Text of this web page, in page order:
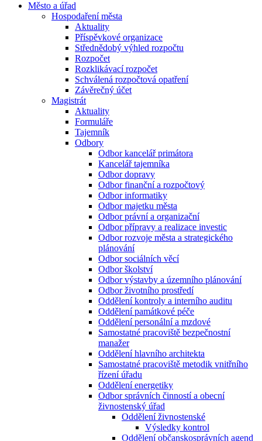
Město a úřad
Hospodaření města
Aktuality
Příspěvkové organizace
Střednědobý výhled rozpočtu
Rozpočet
Rozklikávací rozpočet
Schválená rozpočtová opatření
Závěrečný účet
Magistrát
Aktuality
Formuláře
Tajemník
Odbory
Odbor kancelář primátora
Kancelář tajemníka
Odbor dopravy
Odbor finanční a rozpočtový
Odbor informatiky
Odbor majetku města
Odbor právní a organizační
Odbor přípravy a realizace investic
Odbor rozvoje města a strategického
plánování
Odbor sociálních věcí
Odbor školství
Odbor výstavby a územního plánování
Odbor životního prostředí
Oddělení kontroly a interního auditu
Oddělení památkové péče
Oddělení personální a mzdové
Samostatné pracoviště bezpečnostní
manažer
Oddělení hlavního architekta
Samostatné pracoviště metodik vnitřního
řízení úřadu
Oddělení energetiky
Odbor správních činností a obecní
živnostenský úřad
Oddělení živnostenské
Výsledky kontrol
Oddělení občanskosprávních agend